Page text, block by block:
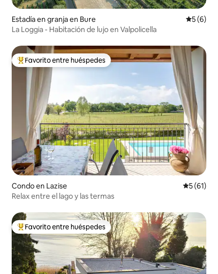
Estadía en granja en Bure
5 (6)
La Loggia - Habitación de lujo en Valpolicella
Favorito entre huéspedes preferido
Favorito entre huéspedes
Condo en Lazise
5 (61)
Relax entre el lago y las termas
Favorito entre huéspedes preferido
Favorito entre huéspedes